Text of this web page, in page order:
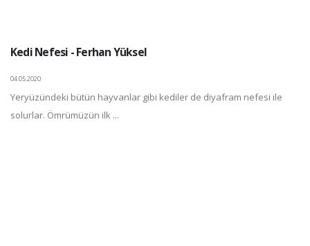
Kedi Nefesi - Ferhan Yüksel
04.05.2020
Yeryüzündeki bütün hayvanlar gibi kediler de diyafram nefesi ile
solurlar. Ömrümüzün ilk ...